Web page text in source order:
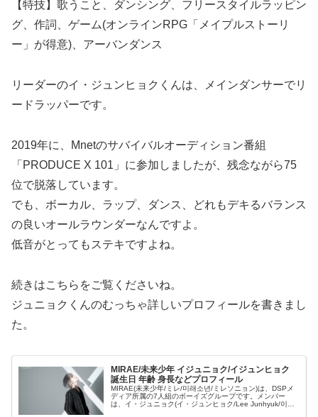
【特技】歌うこと、ダンシング、フリースタイルラッピン
グ、作詞、ゲーム(オンラインRPG「メイプルストーリ
ー」が得意)、アーバンダンス
リーダーのイ・ジュンヒョクくんは、メインダンサーでリ
ードラッパーです。
2019年に、Mnetのサバイバルオーディション番組
「PRODUCE X 101」に参加しましたが、残念ながら75
位で脱落しています。
でも、ボーカル、ラップ、ダンス、どれもデキるバランス
の良いオールラウンダーなんですよ。
低音がとってもステキですよね。
続きはこちらをご覧くださいね。
ジュニョクくんのむっちゃ詳しいプロフィールを書きまし
た。
MIRAE/未来少年 イジュニョク/イジュンヒョク
誕生日 年齢 身長などプロフィール
MIRAE(未来少年/ミレ/미래소년/ミレソニョン)は、DSPメ
ディア所属の7人組のボーイズグループです。メンバー
は、イ・ジュニョク(イ・ジュンヒョク/Lee Junhyuk/이준